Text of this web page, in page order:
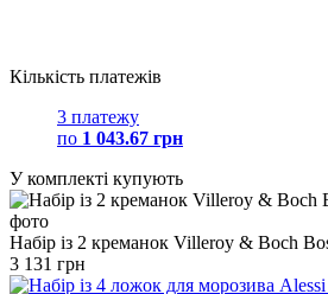
Кількість платежів
3 платежу
по 1 043.67 грн
У комплекті купують
Набір із 2 креманок Villeroy & Boch
3 131 грн